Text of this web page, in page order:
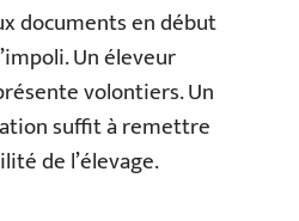
documents en début
Un éleveur
volontiers. Un
suffit à remettre
de l’élevage.